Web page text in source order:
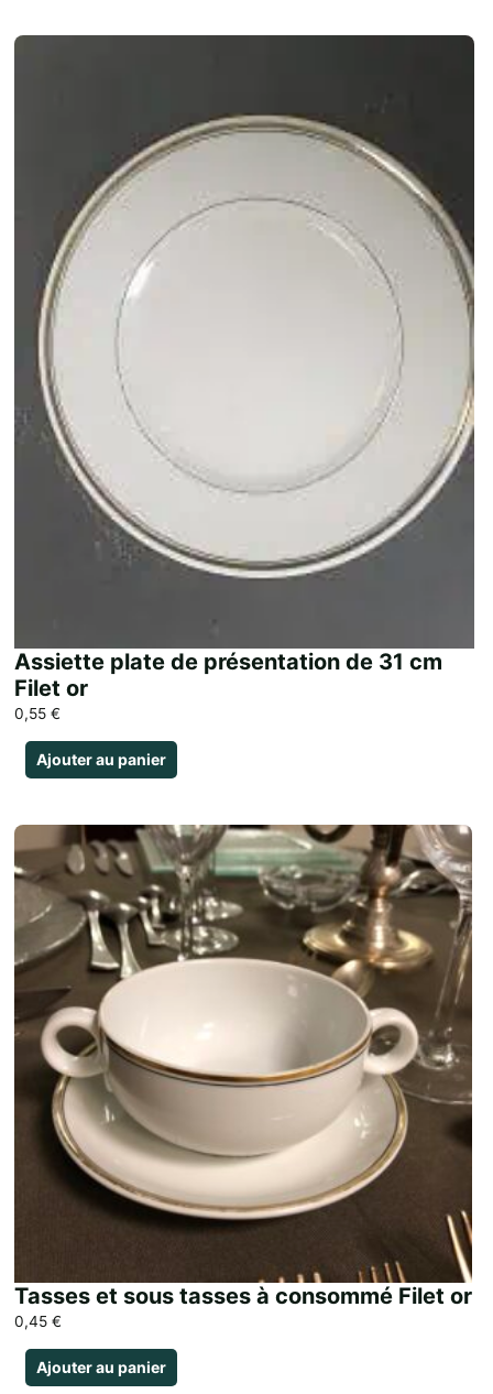
Assiette plate de présentation de 31 cm
Filet or
0,55 €
Ajouter au panier
Tasses et sous tasses à consommé Filet or
0,45 €
Ajouter au panier